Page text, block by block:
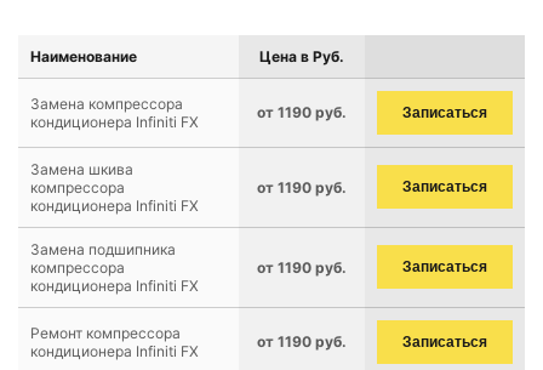
Наименование Цена в Руб.
Замена компрессора
кондиционера Infiniti FX
от 1190 руб. Записаться
Замена шкива
компрессора
кондиционера Infiniti FX
от 1190 руб. Записаться
Замена подшипника
компрессора
кондиционера Infiniti FX
от 1190 руб. Записаться
Ремонт компрессора
кондиционера Infiniti FX
от 1190 руб. Записаться